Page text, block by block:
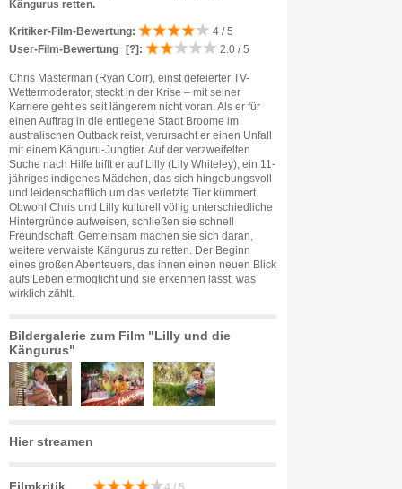
Kängurus retten.
Kritiker-Film-Bewertung:
4 / 5
User-Film-Bewertung
[?] : 2.0 / 5
Chris Masterman (Ryan Corr), einst gefeierter TV-
Wettermoderator, steckt in der Krise – mit seiner
Karriere geht es seit längerem nicht voran. Als er für
einen Auftrag in die entlegene Stadt Broome im
australischen Outback reist, verursacht er einen Unfall
mit einem Känguru-Jungtier. Auf der verzweifelten
Suche nach Hilfe trifft er auf Lilly (Lily Whiteley), ein 11-
jähriges indigenes Mädchen, das sich hingebungsvoll
und leidenschaftlich um das verletzte Tier kümmert.
Obwohl Chris und Lilly kulturell völlig unterschiedliche
Hintergründe aufweisen, schließen sie schnell
Freundschaft. Gemeinsam machen sie sich daran,
weitere verwaiste Kängurus zu retten. Der Beginn
eines großen Abenteuers, das ihnen einen neuen Blick
aufs Leben ermöglicht und sie erkennen lässt, was
wirklich zählt.
Bildergalerie zum Film "Lilly und die
Kängurus"
Hier streamen